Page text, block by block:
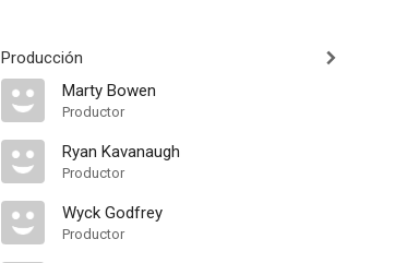
Producción
Marty Bowen
Productor
Ryan Kavanaugh
Productor
Wyck Godfrey
Productor